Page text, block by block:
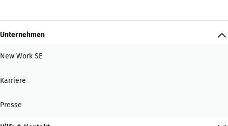
Unternehmen
New Work SE
Karriere
Presse